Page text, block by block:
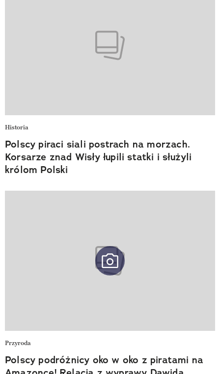
Historia
Polscy piraci siali postrach na morzach.
Korsarze znad Wisły łupili statki i służyli
królom Polski
Przyroda
Polscy podróżnicy oko w oko z piratami na